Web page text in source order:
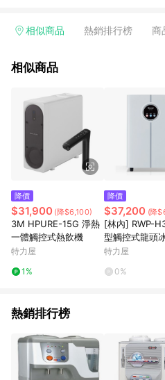
4. 不具回饋資格種類商品：電子禮券
錄，相關問題請於保留時間內聯絡客服
提供簡單、快速、輕鬆的購物流程及
話題性或期間限定商品來滿足您的喜好
相似商品 熱銷排行榜 商
相似商品
降價
$31,900 (降$6,100)
3M HPURE-15G 淨熱
一體觸控式熱飲機
特力屋
1%
降價
$37,200 (降
[林內] RWP-
型觸控式龍頭
水機(三溫)
特力屋
0%
熱銷排行榜